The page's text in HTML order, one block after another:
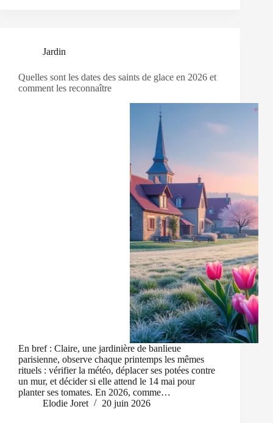
Jardin
Quelles sont les dates des saints de glace en 2026 et
comment les reconnaître
En bref : Claire, une jardinière de banlieue
parisienne, observe chaque printemps les mêmes
rituels : vérifier la météo, déplacer ses potées contre
un mur, et décider si elle attend le 14 mai pour
planter ses tomates. En 2026, comme…
Elodie Joret
20 juin 2026